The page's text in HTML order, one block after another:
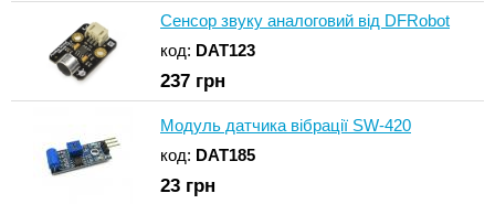
Сенсор звуку аналоговий від DFRobot
код: DAT123
237 грн
Модуль датчика вібрації SW-420
код: DAT185
23 грн